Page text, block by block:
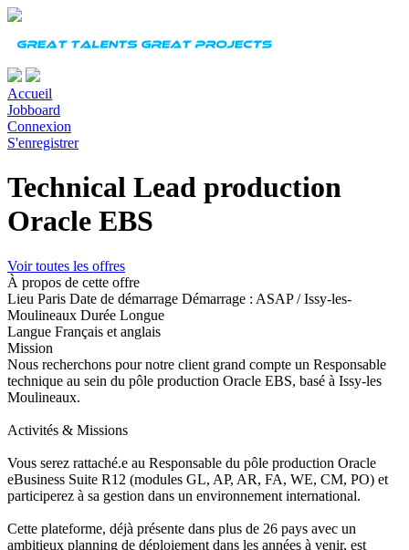
Accueil
Jobboard
Connexion
S'enregistrer
Technical Lead production
Oracle EBS
Voir toutes les offres
À propos de cette offre
Lieu Paris Date de démarrage Démarrage : ASAP / Issy-les-
Moulineaux Durée Longue
Langue Français et anglais
Mission
Nous recherchons pour notre client grand compte un Responsable
technique au sein du pôle production Oracle EBS, basé à Issy-les
Moulineaux.
Activités & Missions
Vous serez rattaché.e au Responsable du pôle production Oracle
eBusiness Suite R12 (modules GL, AP, AR, FA, WE, CM, PO) et
participerez à sa gestion dans un environnement international.
Cette plateforme, déjà présente dans plus de 26 pays avec un
ambitieux planning de déploiement dans les années à venir, est